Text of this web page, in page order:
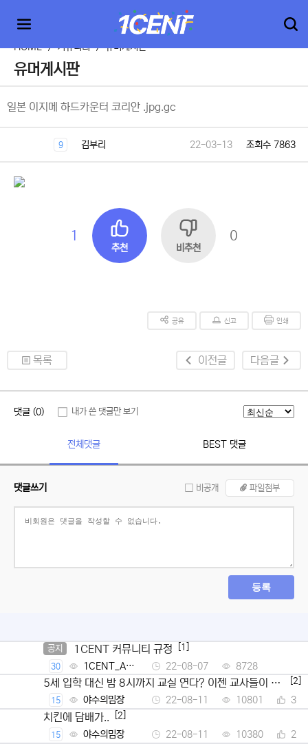
HOME > 커뮤니티 > 유머게시판
유머게시판
일본 이지메 하드카운터 코리안 .jpg.gc
9 김부리 22-03-13 조회수 7863
1
추천 비추천
0
공유 신고 인쇄
목록 이전글 다음글
댓글 (0) 내가 쓴 댓글만 보기
전체댓글 BEST 댓글
댓글쓰기 비공개 파일첨부
등록
공지 1CENT 커뮤니티 규정 [1]
30
1CENT_Ad
min
22-08-07 8728
5세 입학 대신 밤 8시까지 교실 연다? 이젠 교사들이 뿔
났다
[2]
15 야수의밈장 22-08-11 10801 3
치킨에 담배가.. [2]
15 야수의밈장 22-08-11 10380 2